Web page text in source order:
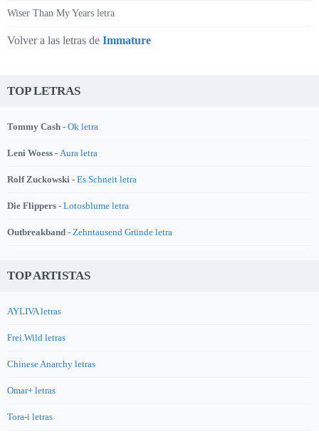
Wiser Than My Years letra
Volver a las letras de Immature
TOP LETRAS
Tommy Cash - Ok letra
Leni Woess - Aura letra
Rolf Zuckowski - Es Schneit letra
Die Flippers - Lotosblume letra
Outbreakband - Zehntausend Gründe letra
TOP ARTISTAS
AYLIVA letras
Frei.Wild letras
Chinese Anarchy letras
Omar+ letras
Tora-i letras